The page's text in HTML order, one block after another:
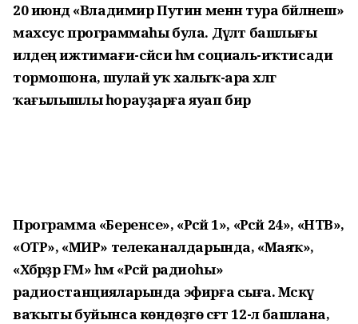
20 июндә «Владимир Путин менән тура бәйләнеш»
махсус программаһы була. Дәүләт башлығы
илдең ижтимағи-сәйәси һәм социаль-иҡтисади
тормошона, шулай уҡ халыҡ-ара хәлгә
ҡағылышлы һорауҙарға яуап бирә
Программа «Беренсе», «Рәсәй 1», «Рәсәй 24», «НТВ»,
«ОТР», «МИР» телеканалдарында, «Маяҡ»,
«Хәбәрҙәр FM» һәм «Рәсәй радиоһы»
радиостанцияларында эфирға сыға. Мәскәү
ваҡыты буйынса көндөҙгө сәғәт 12-лә башлана,